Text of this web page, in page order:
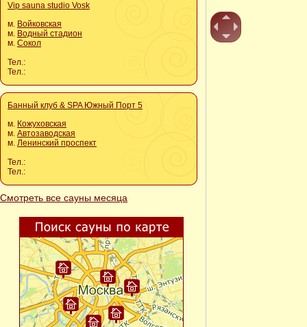
Vip sauna studio Vosk
м. Войковская
м. Водный стадион
м. Сокол
Тел.:
Тел.:
Банный клуб & SPA Южный Порт 5
м. Кожуховская
м. Автозаводская
м. Ленинский проспект
Тел.:
Тел.:
Смотреть все сауны месяца